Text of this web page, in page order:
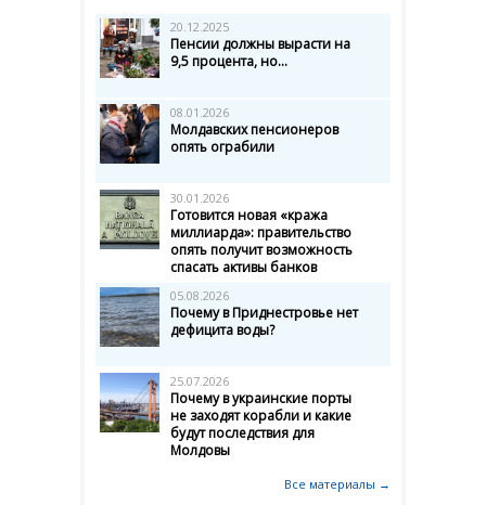
20.12.2025
Пенсии должны вырасти на
9,5 процента, но...
08.01.2026
Молдавских пенсионеров
опять ограбили
30.01.2026
Готовится новая «кража
миллиарда»: правительство
опять получит возможность
спасать активы банков
05.08.2026
Почему в Приднестровье нет
дефицита воды?
25.07.2026
Почему в украинские порты
не заходят корабли и какие
будут последствия для
Молдовы
Все материалы →